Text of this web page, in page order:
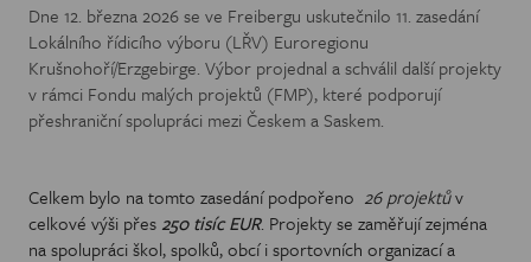
Dne 12. března 2026 se ve Freibergu uskutečnilo 11. zasedání
Lokálního řídicího výboru (LŘV) Euroregionu
Krušnohoří/Erzgebirge. Výbor projednal a schválil další projekty
v rámci Fondu malých projektů (FMP), které podporují
přeshraniční spolupráci mezi Českem a Saskem.
Celkem bylo na tomto zasedání podpořeno 26 projektův
celkové výši přes 250 tisíc EUR. Projekty se zaměřují zejména
na spolupráci škol, spolků, obcí i sportovních organizací a